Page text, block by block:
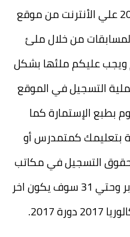
عملية تسجيلات البكالوريا 2017 علي الأنترنت من موقع
من خلال ملئ
عليكم ملئها بشكل
التسجيل في الموقع
بطبع الإستمارة كما
بتعليمك كمتمدرس أو
التسجيل في مكاتب
البريد, في فترة مابين 1 أكتوبر وحتي 31 سوف يكون اخر
2017.